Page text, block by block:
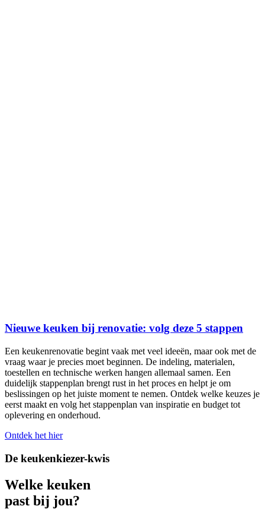
Nieuwe keuken bij renovatie: volg deze 5 stappen
Een keukenrenovatie begint vaak met veel ideeën, maar ook met de
vraag waar je precies moet beginnen. De indeling, materialen,
toestellen en technische werken hangen allemaal samen. Een
duidelijk stappenplan brengt rust in het proces en helpt je om
beslissingen op het juiste moment te nemen. Ontdek welke keuzes je
eerst maakt en volg het stappenplan van inspiratie en budget tot
oplevering en onderhoud.
Ontdek het hier
De keukenkiezer-kwis
Welke keuken
past bij jou?